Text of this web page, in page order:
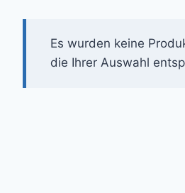
Es wurden keine
die Ihrer Auswahl